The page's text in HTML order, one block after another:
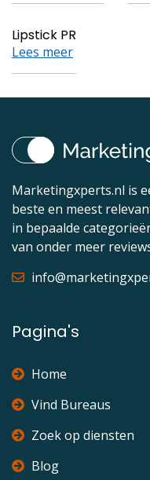
Lipstick PR
Lees meer
Marketingxperts.nl is
beste en meest
in bepaalde
van onder meer
Pagina's
Home
Vind Bureaus
Zoek op diensten
Blog